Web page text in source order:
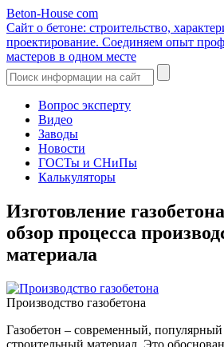
Beton-House com
Сайт о бетоне: строительство,
проектирование. Соединяем опыт
мастеров в одном месте
Вопрос эксперту
Видео
Заводы
Новости
ГОСТы и СНиПы
Калькуляторы
Изготовление
обзор процесса
материала
Производство газобетона
Газобетон – современный,
строительный материал. Это